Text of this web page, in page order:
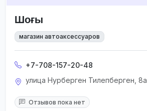
Шоғы
магазин автоаксессуаров
+7-708-157-20-48
улица Нурберген Тилепберген, 8а
Отзывов пока нет